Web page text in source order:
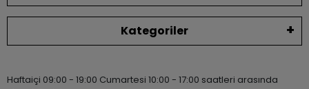
Kategoriler
Haftaiçi 09:00 - 19:00 Cumartesi 10:00 - 17:00 saatleri arasında